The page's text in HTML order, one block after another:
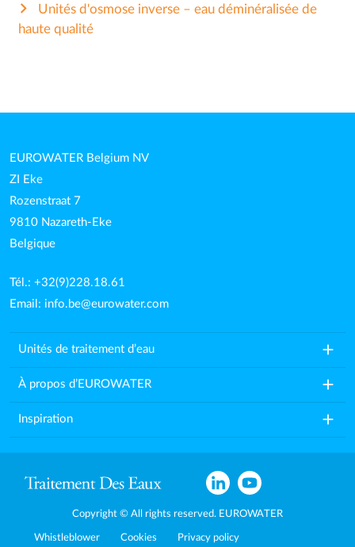
Unités d'osmose inverse – eau déminéralisée de
haute qualité
EUROWATER Belgium NV
ZI Eke
Rozenstraat 7
9810 Nazareth-Eke
Belgique
Tél.: +32(9)228.18.61
Email: info.be@eurowater.com
Unités de traitement d’eau add
À propos d’EUROWATER add
Inspiration add
Copyright © All rights reserved. EUROWATER
Whistleblower Cookies Privacy policy